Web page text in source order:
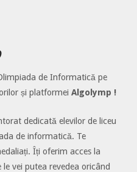
de Informatică pe
și platformei Algolymp !
dedicată elevilor de liceu
de informatică. Te
Îți oferim acces la
vei putea revedea oricând